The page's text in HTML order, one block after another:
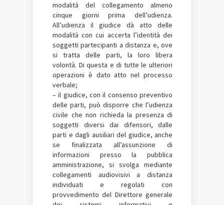
modalità del collegamento almeno
cinque giorni prima dell’udienza.
All’udienza il giudice dà atto delle
modalità con cui accerta l’identità dei
soggetti partecipanti a distanza e, ove
si tratta delle parti, la loro libera
volontà. Di questa e di tutte le ulteriori
operazioni è dato atto nel processo
verbale;
– il giudice, con il consenso preventivo
delle parti, può disporre che l’udienza
civile che non richieda la presenza di
soggetti diversi dai difensori, dalle
parti e dagli ausiliari del giudice, anche
se finalizzata all’assunzione di
informazioni presso la pubblica
amministrazione, si svolga mediante
collegamenti audiovisivi a distanza
individuati e regolati con
provvedimento del Direttore generale